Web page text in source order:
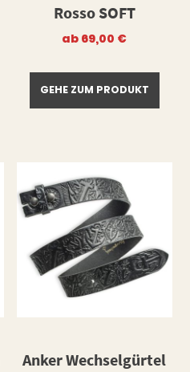
Rosso SOFT
ab 69,00 €
GEHE ZUM PRODUKT
Anker Wechselgürtel